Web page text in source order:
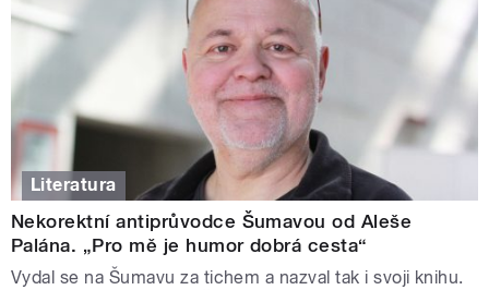
Literatura
Nekorektní antiprůvodce Šumavou od Aleše
Palána. „Pro mě je humor dobrá cesta“
Vydal se na Šumavu za tichem a nazval tak i svoji knihu.